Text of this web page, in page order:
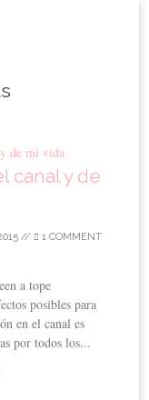
canal y de
// 1 COMMENT
a tope
posibles para
en el canal es
por todos los...